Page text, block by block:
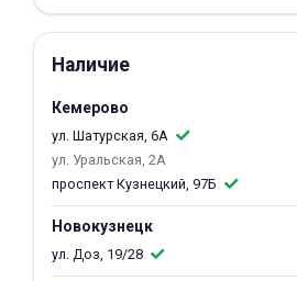
Наличие
Кемерово
ул. Шатурская, 6А
ул. Уральская, 2А
проспект Кузнецкий, 97Б
Новокузнецк
ул. Доз, 19/28
недели